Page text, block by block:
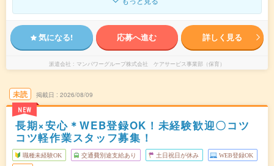
気になる! 応募へ進む 詳しく見る
派遣会社 マンパワーグループ株式会社 ケアサービス事業部（保育）
未読
NEW
掲載日 2026/08/09
長期×安心＊WEB登録OK！未経験歓迎〇コツ
コツ軽作業スタッフ募集！
職種未経験OK 交通費別途支給あり 土日祝日が休み WEB登録OK